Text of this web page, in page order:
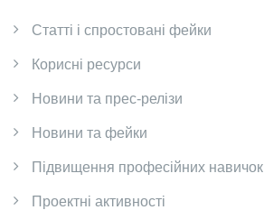
Cтатті і спростовані фейки
Корисні ресурси
Новини та прес-релізи
Новини та фейки
Підвищення професійних навичок
Проектні активності